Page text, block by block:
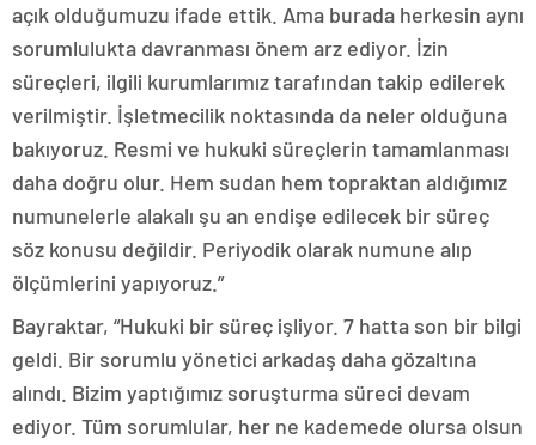
açık olduğumuzu ifade ettik. Ama burada herkesin aynı
sorumlulukta davranması önem arz ediyor. İzin
süreçleri, ilgili kurumlarımız tarafından takip edilerek
verilmiştir. İşletmecilik noktasında da neler olduğuna
bakıyoruz. Resmi ve hukuki süreçlerin tamamlanması
daha doğru olur. Hem sudan hem topraktan aldığımız
numunelerle alakalı şu an endişe edilecek bir süreç
söz konusu değildir. Periyodik olarak numune alıp
ölçümlerini yapıyoruz.”
Bayraktar, “Hukuki bir süreç işliyor. 7 hatta son bir bilgi
geldi. Bir sorumlu yönetici arkadaş daha gözaltına
alındı. Bizim yaptığımız soruşturma süreci devam
ediyor. Tüm sorumlular, her ne kademede olursa olsun